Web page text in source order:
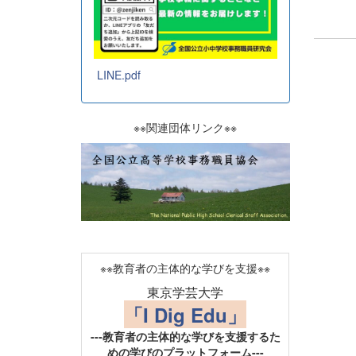
LINE.pdf
※※関連団体リンク※※
※※教育者の主体的な学びを支援※※
東京学芸大学
「I Dig Edu」
---教育者の主体的な学びを支援するた
めの学びのプラットフォーム---